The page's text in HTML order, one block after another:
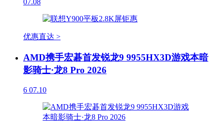
07.08
优惠直达 >
AMD携手宏碁首发锐龙9 9955HX3D游戏本暗
影骑士·龙8 Pro 2026
6 07.10